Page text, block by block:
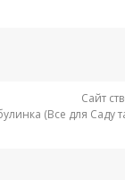
Сайт